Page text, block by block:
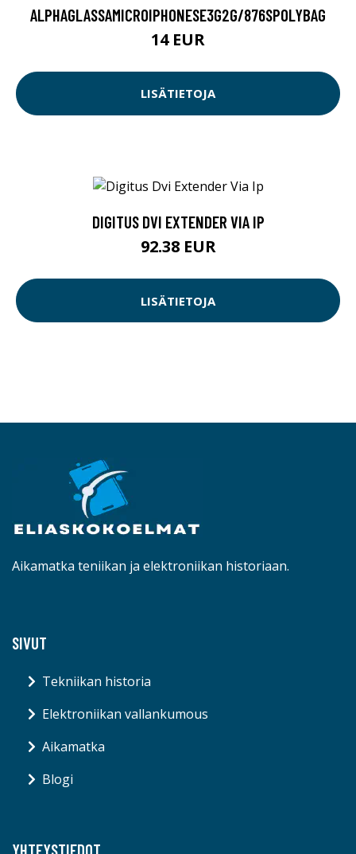
ALPHAGLASSAMICROIPHONESE3G2G/876SPOLYBAG
14 EUR
LISÄTIETOJA
DIGITUS DVI EXTENDER VIA IP
92.38 EUR
LISÄTIETOJA
Aikamatka teniikan ja elektroniikan historiaan.
SIVUT
Tekniikan historia
Elektroniikan vallankumous
Aikamatka
Blogi
YHTEYSTIEDOT